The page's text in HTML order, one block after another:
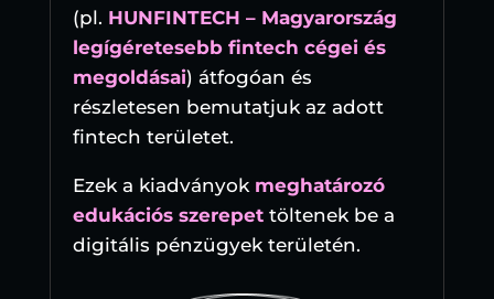
(pl. HUNFINTECH – Magyarország
legígéretesebb fintech cégei és
megoldásai) átfogóan és
részletesen bemutatjuk az adott
fintech területet.
Ezek a kiadványok meghatározó
edukációs szerepettöltenek be a
digitális pénzügyek területén.